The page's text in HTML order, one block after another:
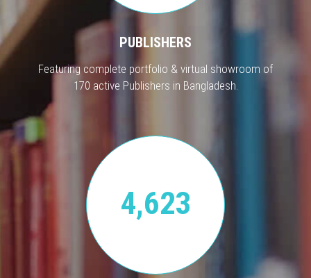
PUBLISHERS
Featuring complete portfolio & virtual showroom of
170 active Publishers in Bangladesh.
4,623